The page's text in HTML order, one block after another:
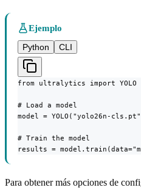
Ejemplo
Python
CLI
from ultralytics import YOLO
# Load a model
model = YOLO("yolo26n-
# Train the model
results =
Para obtener más opciones de